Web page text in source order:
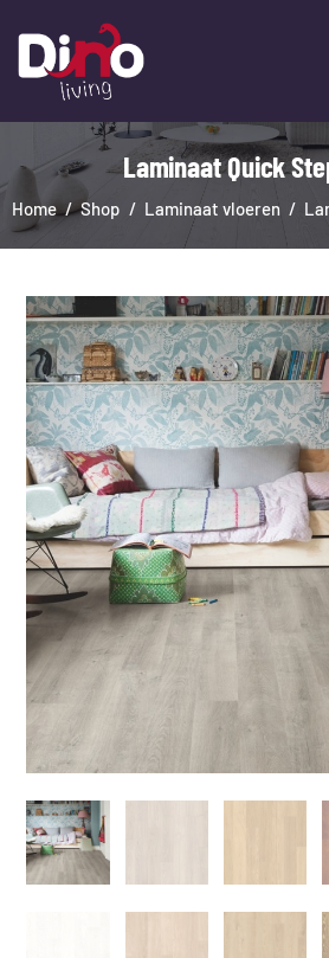
HOME
LAMINAAT
TAPIJT
OVERIGE PRODUCTEN
DIENSTEN
CONTACT
Laminaat Quick
Home Shop Laminaat vloeren